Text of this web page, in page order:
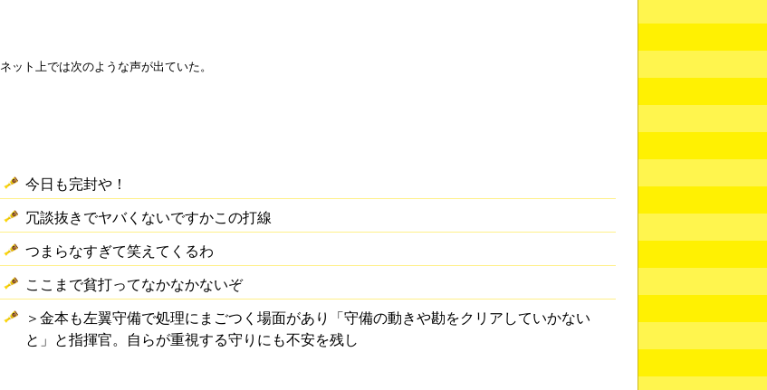
ネット上では次のような声が出ていた。
今日も完封や！
冗談抜きでヤバくないですかこの打線
つまらなすぎて笑えてくるわ
ここまで貧打ってなかなかないぞ
＞金本も左翼守備で処理にまごつく場面があり「守備の動きや勘をクリアしていかない
と」と指揮官。自らが重視する守りにも不安を残し